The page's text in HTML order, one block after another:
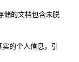
储的文档包含未脱
的个人信息，引